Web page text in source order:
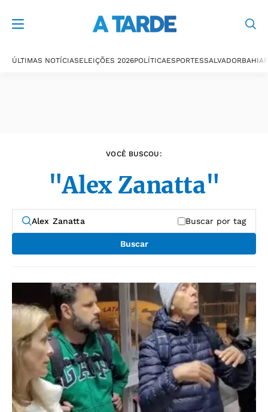
ÚLTIMAS NOTÍCIASELEIÇÕES 2026POLÍTICAESPORTESSALVADORBAHIA
VOCÊ BUSCOU:
"Alex Zanatta"
Buscar por tag
Buscar